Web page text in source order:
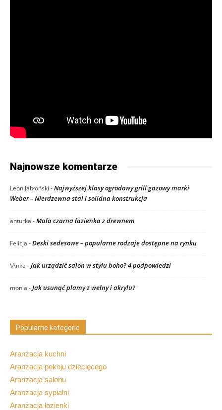
Najnowsze komentarze
Leon Jabłoński -Najwyższej klasy ogrodowy grill gazowy marki
Weber – Nierdzewna stal i solidna konstrukcja
anturka -Mała czarna łazienka z drewnem
Felicja -Deski sedesowe – popularne rodzaje dostępne na rynku
\Anka -Jak urządzić salon w stylu boho? 4 podpowiedzi
monia -Jak usunąć plamy z wełny i akrylu?
Popularne kategorie
Aranżacja kuchni
Aranżacja pokoju dziecięcego
Aranżacja salonu
Aranżacja sypialni
Aranżacja łazienki